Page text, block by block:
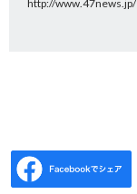
http://www.47news.jp/